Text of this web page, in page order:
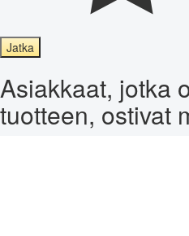
Jatka
Asiakkaat, jotka
tuotteen, ostivat